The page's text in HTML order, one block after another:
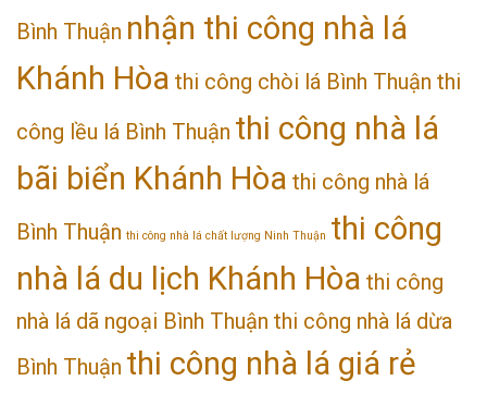
Bình Thuận nhận thi công nhà lá
Khánh Hòa thi công chòi lá Bình Thuận thi
công lều lá Bình Thuận thi công nhà lá
bãi biển Khánh Hòa thi công nhà lá
Bình Thuận thi công nhà lá chất lượng Ninh Thuận thi công
nhà lá du lịch Khánh Hòa thi công
nhà lá dã ngoại Bình Thuận thi công nhà lá dừa
Bình Thuận thi công nhà lá giá rẻ